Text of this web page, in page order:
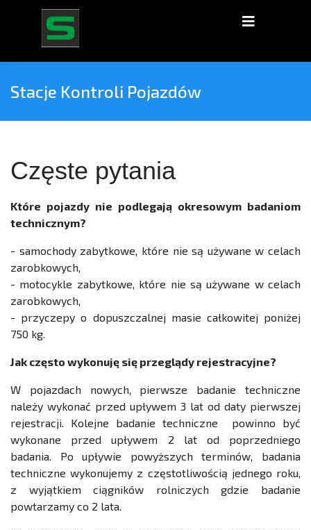
Stacje Kontroli Pojazdów
Częste pytania
Które pojazdy nie podlegają okresowym badaniom
technicznym?
- samochody zabytkowe, które nie są używane w celach
zarobkowych,
- motocykle zabytkowe, które nie są używane w celach
zarobkowych,
- przyczepy o dopuszczalnej masie całkowitej poniżej
750 kg.
Jak często wykonuję się przeglądy rejestracyjne?
W pojazdach nowych, pierwsze badanie techniczne
należy wykonać przed upływem 3 lat od daty pierwszej
rejestracji. Kolejne badanie techniczne powinno być
wykonane przed upływem 2 lat od poprzedniego
badania. Po upływie powyższych terminów, badania
techniczne wykonujemy z częstotliwością jednego roku,
z wyjątkiem ciągników rolniczych gdzie badanie
powtarzamy co 2 lata.